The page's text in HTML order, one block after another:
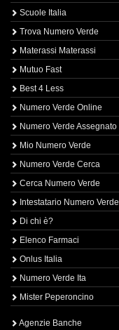
Scuole Italia
Trova Numero Verde
Materassi Materassi
Mutuo Fast
Best 4 Less
Numero Verde Online
Numero Verde Assegnato
Mio Numero Verde
Numero Verde Cerca
Cerca Numero Verde
Intestatario Numero Verde
Di chi è?
Elenco Farmaci
Onlus Italia
Numero Verde Ita
Mister Peperoncino
Agenzie Banche